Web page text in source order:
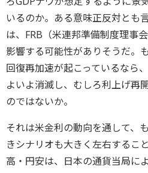
いるのか。ある意味正反対とも
は、FRB（米連邦準備制度理事
影響する可能性がありそうだ。
回復再加速が起こっているなら
よいよ消滅し、むしろ利上げ再
のではないか。
それは米金利の動向を通して、
きシナリオも大きく左右するこ
高・円安は、日本の通貨当局に